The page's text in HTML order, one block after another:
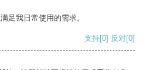
足我日常使用的需求。
支持[0] 反对[0]